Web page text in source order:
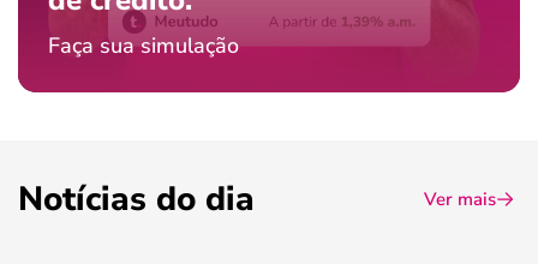
Faça sua simulação
Notícias do dia Ver mais